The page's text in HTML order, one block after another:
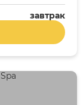
завтрак